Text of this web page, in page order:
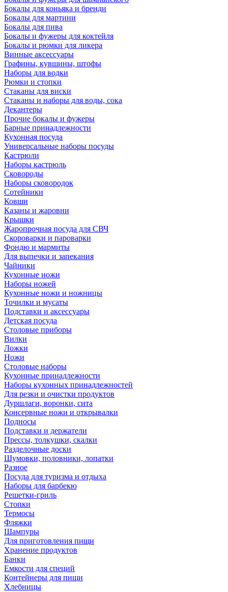
Бокалы для коньяка и бренди
Бокалы для мартини
Бокалы для пива
Бокалы и фужеры для коктейля
Бокалы и рюмки для ликера
Винные аксессуары
Графины, кувшины, штофы
Наборы для водки
Рюмки и стопки
Стаканы для виски
Стаканы и наборы для воды, сока
Декантеры
Прочие бокалы и фужеры
Барные принадлежности
Кухонная посуда
Универсальные наборы посуды
Кастрюли
Наборы кастрюль
Сковороды
Наборы сковородок
Сотейники
Ковши
Казаны и жаровни
Крышки
Жаропрочная посуда для СВЧ
Скороварки и пароварки
Фондю и мармиты
Для выпечки и запекания
Чайники
Кухонные ножи
Наборы ножей
Кухонные ножи и ножницы
Точилки и мусаты
Подставки и аксессуары
Детская посуда
Столовые приборы
Вилки
Ложки
Ножи
Столовые наборы
Кухонные принадлежности
Наборы кухонных принадлежностей
Для резки и очистки продуктов
Дуршлаги, воронки, сита
Консервные ножи и открывалки
Подносы
Подставки и держатели
Прессы, толкушки, скалки
Разделочные доски
Шумовки, половники, лопатки
Разное
Посуда для туризма и отдыха
Наборы для барбекю
Решетки-гриль
Стопки
Термосы
Фляжки
Шампуры
Для приготовления пищи
Хранение продуктов
Банки
Емкости для специй
Контейнеры для пищи
Хлебницы